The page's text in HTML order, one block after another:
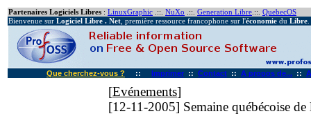
Partenaires Logiciels Libres : LinuxGraphic .::. NuXo .::. Generation Libre .::. QuebecOS
Bienvenue sur Logiciel Libre . Net , première ressource francophone sur l'économie du Libre
Que cherchez-vous ? :: Imprimer :: Contact :: A propos de... ::
[Evénements]
[12-11-2005] Semaine québécoise